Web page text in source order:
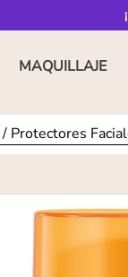
MAQUILLAJE
Protectores